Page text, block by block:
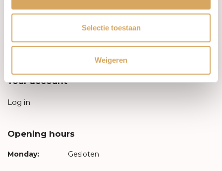
Selectie toestaan
Weigeren
Leveringsvoorwaarden
Privacy Policy
Your account
Log in
Opening hours
Monday: Gesloten